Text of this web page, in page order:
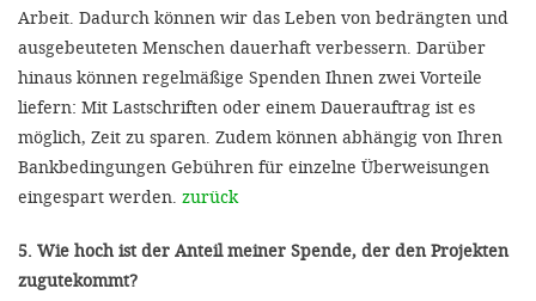
Arbeit. Dadurch können wir das Leben von bedrängten und
ausgebeuteten Menschen dauerhaft verbessern. Darüber
hinaus können regelmäßige Spenden Ihnen zwei Vorteile
liefern: Mit Lastschriften oder einem Dauerauftrag ist es
möglich, Zeit zu sparen. Zudem können abhängig von Ihren
Bankbedingungen Gebühren für einzelne Überweisungen
eingespart werden. zurück
5. Wie hoch ist der Anteil meiner Spende, der den Projekten
zugutekommt?